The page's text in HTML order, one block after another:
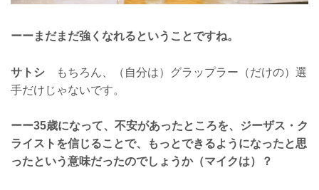
ーーまだまだ強くなれるということですね。
サトシ もちろん、（自分は）グラップラー（だけの）選
手だけじゃないです。
ーー35歳になって、不安があったところを、ジーザス・ク
ライストを信じることで、もっとできるようになったと思
ったという意味だったのでしょうか（マイクは）？